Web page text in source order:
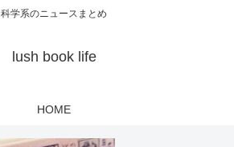
科学系のニュースまとめ
lush book life
HOME